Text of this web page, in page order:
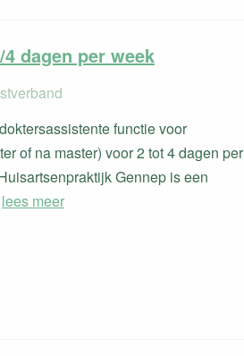
dagen per week
functie voor
of na master) voor 2 tot 4 dagen per
Gennep is een
lees meer